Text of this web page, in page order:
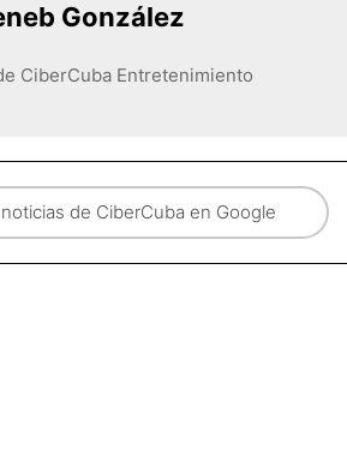
González
CiberCuba Entretenimiento
de CiberCuba en Google